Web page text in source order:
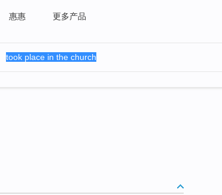
惠惠 更多产品